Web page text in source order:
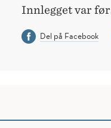
Innlegget var
Del på Facebook